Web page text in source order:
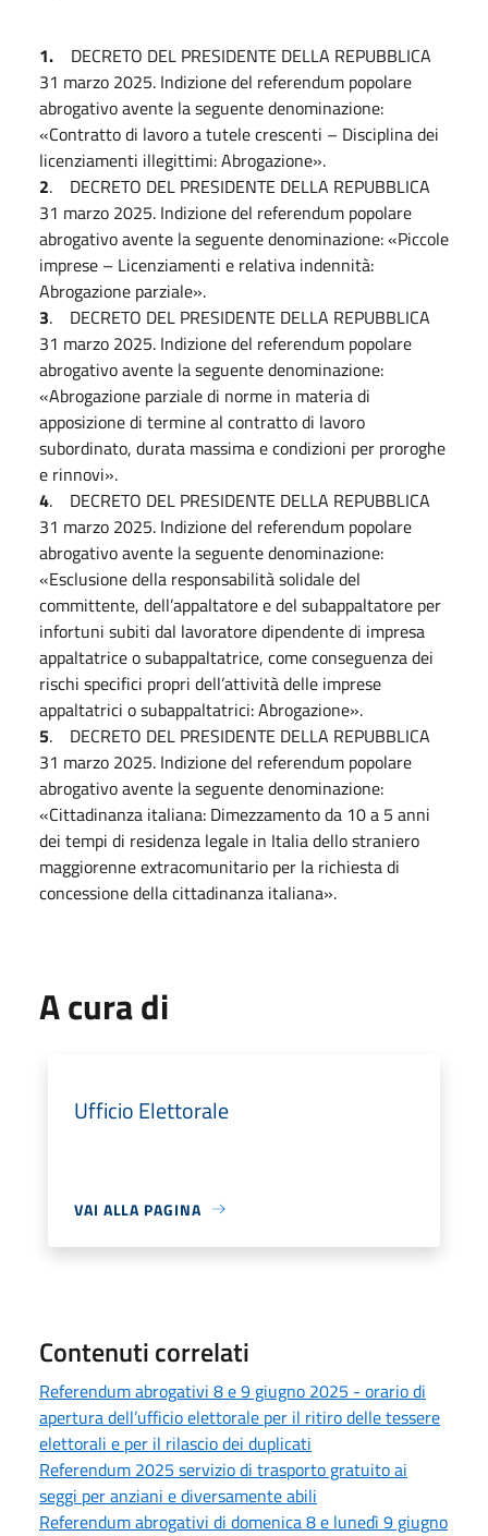
1. DECRETO DEL PRESIDENTE DELLA REPUBBLICA
31 marzo 2025. Indizione del referendum popolare
abrogativo avente la seguente denominazione:
«Contratto di lavoro a tutele crescenti – Disciplina dei
licenziamenti illegittimi: Abrogazione».
2. DECRETO DEL PRESIDENTE DELLA REPUBBLICA
31 marzo 2025. Indizione del referendum popolare
abrogativo avente la seguente denominazione: «Piccole
imprese – Licenziamenti e relativa indennità:
Abrogazione parziale».
3. DECRETO DEL PRESIDENTE DELLA REPUBBLICA
31 marzo 2025. Indizione del referendum popolare
abrogativo avente la seguente denominazione:
«Abrogazione parziale di norme in materia di
apposizione di termine al contratto di lavoro
subordinato, durata massima e condizioni per proroghe
e rinnovi».
4. DECRETO DEL PRESIDENTE DELLA REPUBBLICA
31 marzo 2025. Indizione del referendum popolare
abrogativo avente la seguente denominazione:
«Esclusione della responsabilità solidale del
committente, dell’appaltatore e del subappaltatore per
infortuni subiti dal lavoratore dipendente di impresa
appaltatrice o subappaltatrice, come conseguenza dei
rischi specifici propri dell’attività delle imprese
appaltatrici o subappaltatrici: Abrogazione».
5. DECRETO DEL PRESIDENTE DELLA REPUBBLICA
31 marzo 2025. Indizione del referendum popolare
abrogativo avente la seguente denominazione:
«Cittadinanza italiana: Dimezzamento da 10 a 5 anni
dei tempi di residenza legale in Italia dello straniero
maggiorenne extracomunitario per la richiesta di
concessione della cittadinanza italiana».
A cura di
Ufficio Elettorale
VAI ALLA PAGINA
Contenuti correlati
Referendum abrogativi 8 e 9 giugno 2025 - orario di
apertura dell’ufficio elettorale per il ritiro delle tessere
elettorali e per il rilascio dei duplicati
Referendum 2025 servizio di trasporto gratuito ai
seggi per anziani e diversamente abili
Referendum abrogativi di domenica 8 e lunedì 9 giugno